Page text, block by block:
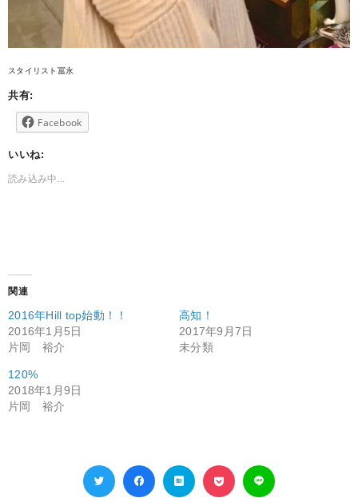
スタイリスト冨永
共有:
Facebook
いいね:
読み込み中...
関連
2016年Hill top始動！！
2016年1月5日
片岡 裕介
高知！
2017年9月7日
未分類
120%
2018年1月9日
片岡 裕介